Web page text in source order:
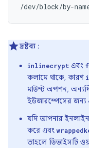
/dev/block/by-
দ্রষ্টব্য :
inlinecrypt এবং
কলামে থাকে, কারণ
মাউন্ট অপশন,
ইউজারস্পেসের জন্য
যদি আপনার ইনলাইন
করে এবং
তাহলে ডিভাইসটি